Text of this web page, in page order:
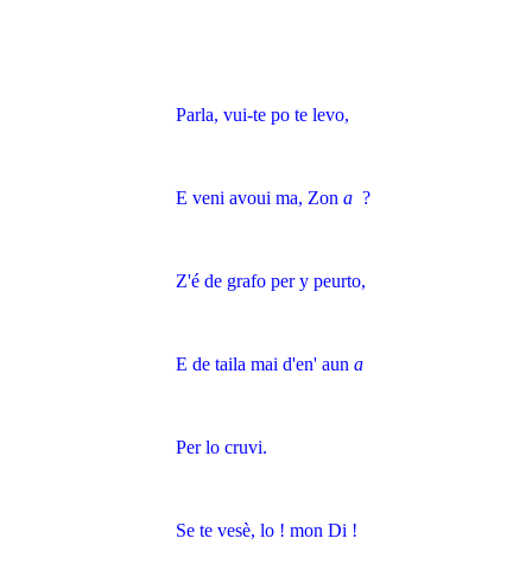
Parla, vui-te po te levo,
E veni avoui ma, Zon a ?
Z'é de grafo per y peurto,
E de taila mai d'en' aun a
Per lo cruvi.
Se te vesè, lo ! mon Di !